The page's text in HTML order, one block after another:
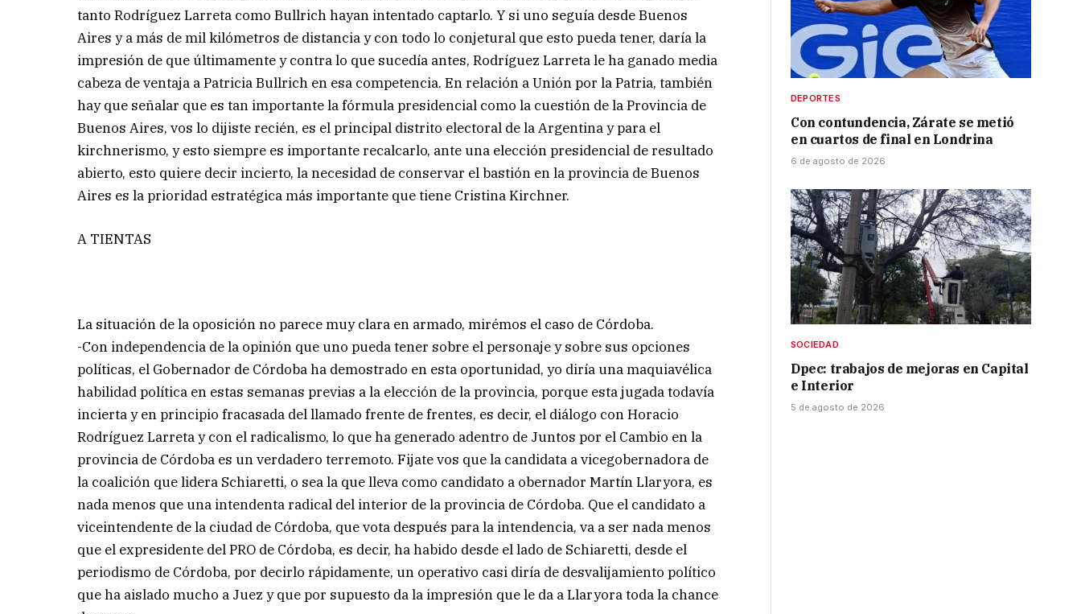
tanto Rodríguez Larreta como Bullrich hayan intentado captarlo. Y si uno seguía desde Buenos
Aires y a más de mil kilómetros de distancia y con todo lo conjetural que esto pueda tener, daría la
impresión de que últimamente y contra lo que sucedía antes, Rodríguez Larreta le ha ganado media
cabeza de ventaja a Patricia Bullrich en esa competencia. En relación a Unión por la Patria, también
hay que señalar que es tan importante la fórmula presidencial como la cuestión de la Provincia de
Buenos Aires, vos lo dijiste recién, es el principal distrito electoral de la Argentina y para el
kirchnerismo, y esto siempre es importante recalcarlo, ante una elección presidencial de resultado
abierto, esto quiere decir incierto, la necesidad de conservar el bastión en la provincia de Buenos
Aires es la prioridad estratégica más importante que tiene Cristina Kirchner.
A TIENTAS
La situación de la oposición no parece muy clara en armado, mirémos el caso de Córdoba.
-Con independencia de la opinión que uno pueda tener sobre el personaje y sobre sus opciones
políticas, el Gobernador de Córdoba ha demostrado en esta oportunidad, yo diría una maquiavélica
habilidad política en estas semanas previas a la elección de la provincia, porque esta jugada todavía
incierta y en principio fracasada del llamado frente de frentes, es decir, el diálogo con Horacio
Rodríguez Larreta y con el radicalismo, lo que ha generado adentro de Juntos por el Cambio en la
provincia de Córdoba es un verdadero terremoto. Fijate vos que la candidata a vicegobernadora de
la coalición que lidera Schiaretti, o sea la que lleva como candidato a obernador Martín Llaryora, es
nada menos que una intendenta radical del interior de la provincia de Córdoba. Que el candidato a
viceintendente de la ciudad de Córdoba, que vota después para la intendencia, va a ser nada menos
que el expresidente del PRO de Córdoba, es decir, ha habido desde el lado de Schiaretti, desde el
periodismo de Córdoba, por decirlo rápidamente, un operativo casi diría de desvalijamiento político
que ha aislado mucho a Juez y que por supuesto da la impresión que le da a Llaryora toda la chance
DEPORTES
Con contundencia, Zárate se metió
en cuartos de final en Londrina
6 de agosto de 2026
SOCIEDAD
Dpec: trabajos de mejoras en Capital
e Interior
5 de agosto de 2026